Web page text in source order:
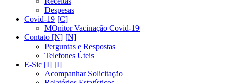
Despesas
Covid-19
MOnitor Vacinação Covid-19
Contato [N]
Perguntas e Respostas
Telefones Úteis
E-Sic [I]
Acompanhar Solicitação